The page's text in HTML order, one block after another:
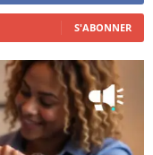
S'ABONNER